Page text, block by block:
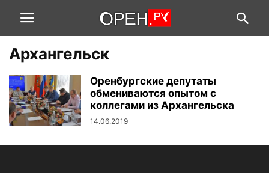
Архангельск
Оренбургские депутаты
обмениваются опытом с
коллегами из Архангельска
14.06.2019